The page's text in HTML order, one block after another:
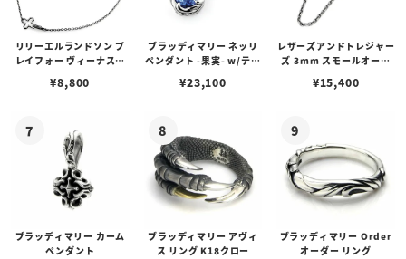
リリーエルランドソン プ
レイフォー ヴィーナスチ
¥8,800
ブラッディマリー ネッリ
ペンダント -果実- w/ティ
¥23,100
レザーズアンドトレジャー
ズ 3mm スモールオーバ
ブスタークラスプ＆LTロ
¥15,400
ブラッディマリー カーム
ペンダント
ブラッディマリー アヴィ
ス リング K18クロー
ブラッディマリー Order
オーダー リング